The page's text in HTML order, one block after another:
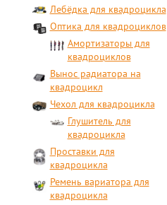
Лебёдка для квадроцикла
Оптика для квадроциклов
Амортизаторы для
квадроциклов
Вынос радиатора на
квадроцикл
Чехол для квадроцикла
Глушитель для
квадроцикла
Проставки для
квадроцикла
Ремень вариатора для
квадроцикла